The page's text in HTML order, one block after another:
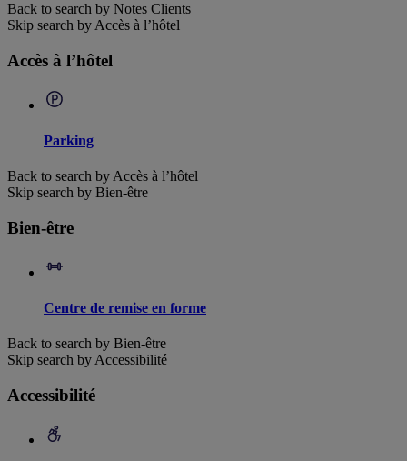
Back to search by Notes Clients
Skip search by Accès à l’hôtel
Accès à l’hôtel
Parking
Back to search by Accès à l’hôtel
Skip search by Bien-être
Bien-être
Centre de remise en forme
Back to search by Bien-être
Skip search by Accessibilité
Accessibilité